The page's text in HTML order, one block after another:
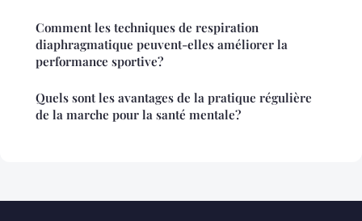
Comment les techniques de respiration
diaphragmatique peuvent-elles améliorer la
performance sportive?
Quels sont les avantages de la pratique régulière
de la marche pour la santé mentale?